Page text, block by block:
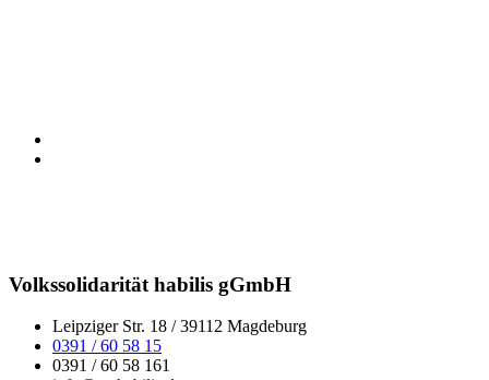
Volkssolidarität habilis gGmbH
Leipziger Str. 18 / 39112 Magdeburg
0391 / 60 58 15
0391 / 60 58 161